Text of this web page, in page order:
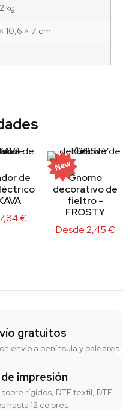
kg
10,6 × 7 cm
de
7,84€
Gnomo
decorativo de
fieltro –
FROSTY
Desde2,45€
gratuitos
envío a península y baleares
impresión
rígidos, DTF textil, DTF
hasta 12 colores